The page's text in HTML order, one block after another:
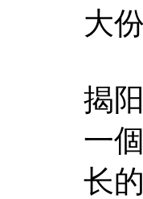
大
揭
一
长